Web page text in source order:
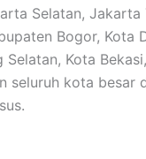
Selatan, Jakarta
Bogor, Kota
Selatan, Kota
seluruh kota besar